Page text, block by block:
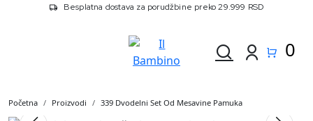
Besplatna dostava za porudžbine preko 29.999 RSD
0
Početna Proizvodi 339 Dvodelni Set Od Mesavine Pamuka